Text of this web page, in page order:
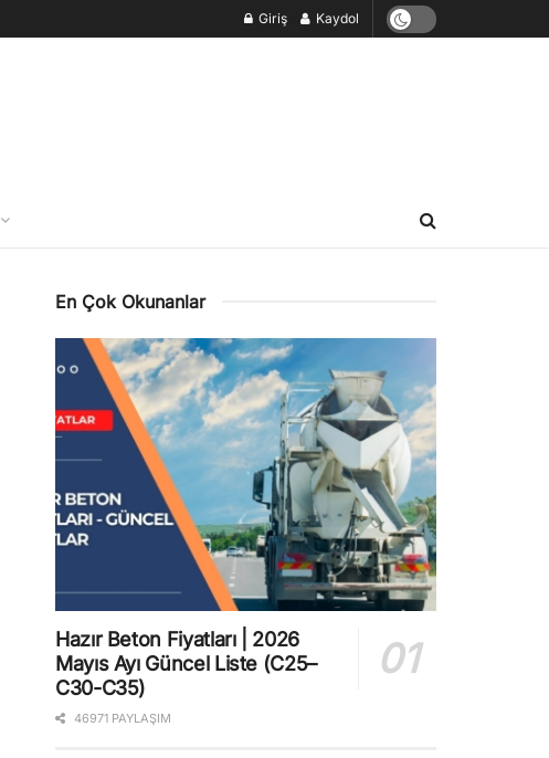
Giriş Kaydol
En Çok Okunanlar
Hazır Beton Fiyatları | 2026
Mayıs Ayı Güncel Liste (C25–
C30-C35)
46971 PAYLAŞIM